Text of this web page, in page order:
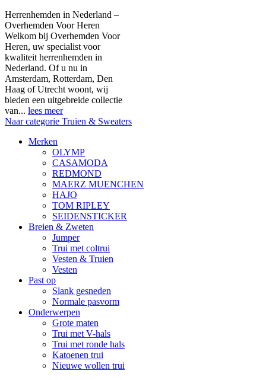
Herrenhemden in Nederland –
Overhemden Voor Heren
Welkom bij Overhemden Voor
Heren, uw specialist voor
kwaliteit herrenhemden in
Nederland. Of u nu in
Amsterdam, Rotterdam, Den
Haag of Utrecht woont, wij
bieden een uitgebreide collectie
van... lees meer
Naar categorie Truien & Sweaters
Merken
OLYMP
CASAMODA
REDMOND
MAERZ MUENCHEN
HAJO
TOM RIPLEY
SEIDENSTICKER
Breien & Zweten
Jumper
Trui met coltrui
Vesten & Truien
Vesten
Past op
Slank gesneden
Normale pasvorm
Onderwerpen
Grote maten
Trui met V-hals
Trui met ronde hals
Katoenen trui
Nieuwe wollen trui